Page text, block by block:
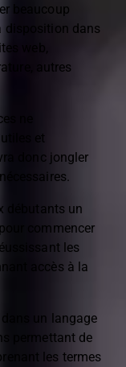
beaucoup
disposition dans
web,
autres
ne
et
donc jongler
débutants un
commencer
les
accès à la
un langage
permettant de
les termes